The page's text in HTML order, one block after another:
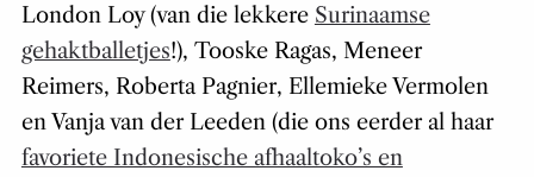
London Loy (van die lekkere Surinaamse
gehaktballetjes!), Tooske Ragas, Meneer
Reimers, Roberta Pagnier, Ellemieke Vermolen
en Vanja van der Leeden (die ons eerder al haar
favoriete Indonesische afhaaltoko’s en